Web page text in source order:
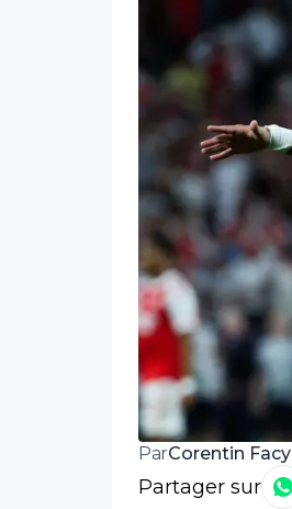
ParCorentin Facy
Partager sur